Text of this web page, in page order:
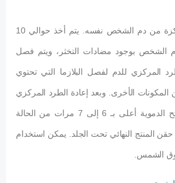
يتم تحضير البلازما المركزة من دم الشخص نفسه. يتم أخذ حوالي 10
من دم الشخص بوجود مضادات التخثر، ويتم فصل
المركزي للدم لفصل البلازما التي تحتوي
المكونات الأخرى. وبعد إعادة الطرد المركزي
عليه يصبح تركيز الصفائح الدموية أعلى بـ 6 إلى 7 مرات من الحالة
المنتج النهائي تحت الجلد. يمكن استخدام
الشمس.